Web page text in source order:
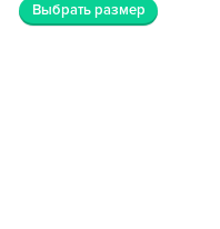
Выбрать размер